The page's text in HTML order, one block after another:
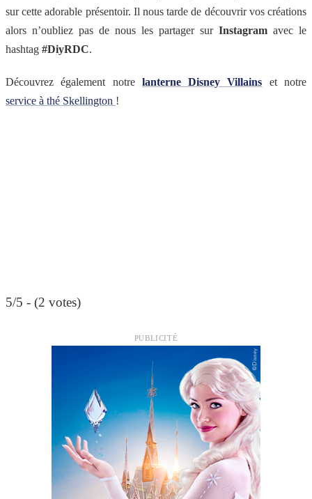
sur cette adorable présentoir. Il nous tarde de découvrir vos créations
alors n’oubliez pas de nous les partager sur Instagram avec le
hashtag #DiyRDC.
Découvrez également notre lanterne Disney Villains et notre
service à thé Skellington !
5/5 - (2 votes)
PUBLICITÉ